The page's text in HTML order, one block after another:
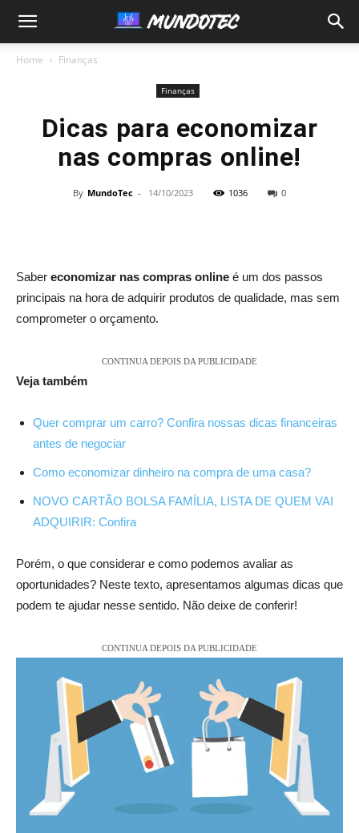
MundoTec
Home Finanças
Finanças
Dicas para economizar
nas compras online!
By MundoTec - 14/10/2023 1036 0
Saber economizar nas compras online é um dos passos
principais na hora de adquirir produtos de qualidade, mas sem
comprometer o orçamento.
CONTINUA DEPOIS DA PUBLICIDADE
Veja também
Quer comprar um carro? Confira nossas dicas financeiras
antes de negociar
Como economizar dinheiro na compra de uma casa?
NOVO CARTÃO BOLSA FAMÍLIA, LISTA DE QUEM VAI
ADQUIRIR: Confira
Porém, o que considerar e como podemos avaliar as
oportunidades? Neste texto, apresentamos algumas dicas que
podem te ajudar nesse sentido. Não deixe de conferir!
CONTINUA DEPOIS DA PUBLICIDADE